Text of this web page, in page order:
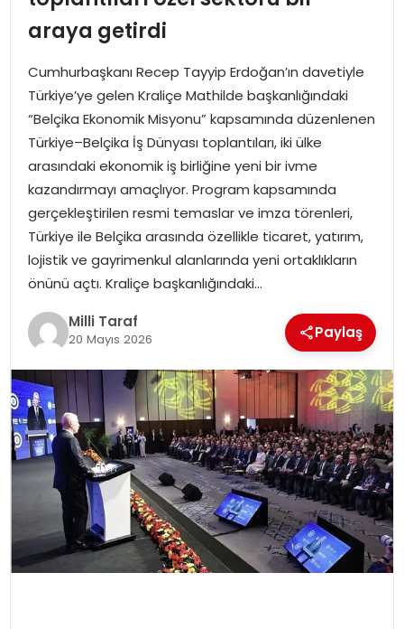
SPOR
SIYASET
MAGAZIN
araya getirdi
Cumhurbaşkanı Recep Tayyip Erdoğan’ın davetiyle
Türkiye’ye gelen Kraliçe Mathilde başkanlığındaki
“Belçika Ekonomik Misyonu” kapsamında düzenlenen
Türkiye–Belçika İş Dünyası toplantıları, iki ülke
arasındaki ekonomik iş birliğine yeni bir ivme
kazandırmayı amaçlıyor. Program kapsamında
gerçekleştirilen resmi temaslar ve imza törenleri,
Türkiye ile Belçika arasında özellikle ticaret, yatırım,
lojistik ve gayrimenkul alanlarında yeni ortaklıkların
önünü açtı. Kraliçe başkanlığındaki…
Milli Taraf
20 Mayıs 2026 Paylaş